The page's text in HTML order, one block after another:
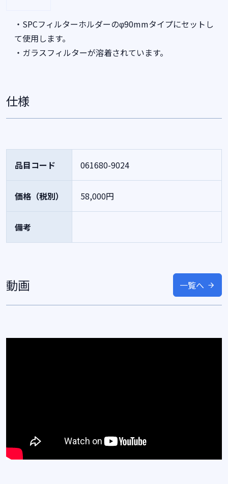
・SPCフィルターホルダーのφ90mmタイプにセットし
て使用します。
・ガラスフィルターが溶着されています。
仕様
品目コード 061680-9024
価格（税別） 58,000円
備考
動画 一覧へ